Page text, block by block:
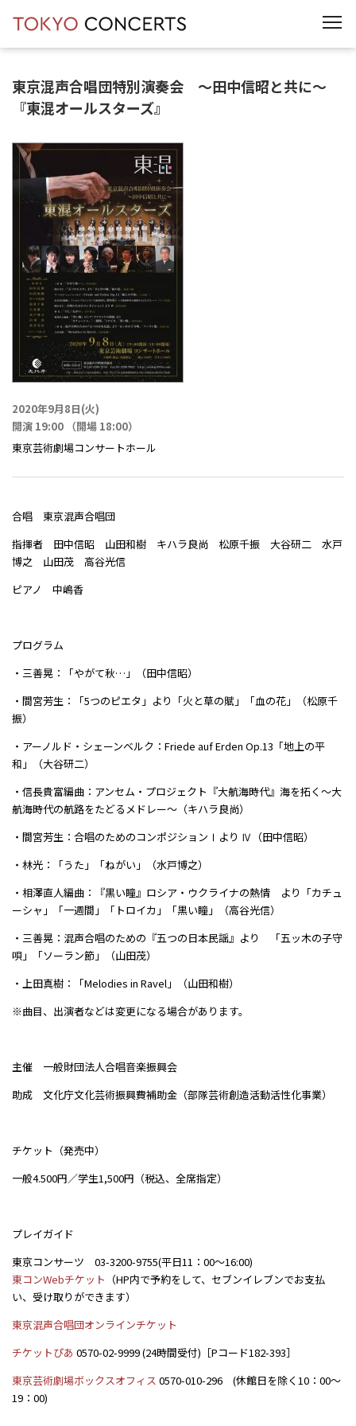
t
o
東京混声合唱団特別演奏会 ～田中信昭と共に～
『東混オールスターズ』
2020年9月8日(火)
開演 19:00 （開場 18:00）
東京芸術劇場コンサートホール
合唱 東京混声合唱団
指揮者 田中信昭 山田和樹 キハラ良尚 松原千振 大谷研二 水戸
博之 山田茂 高谷光信
ピアノ 中嶋香
プログラム
・三善晃：「やがて秋…」（田中信昭）
・間宮芳生：「5つのピエタ」より「火と草の賦」「血の花」（松原千
振）
・アーノルド・シェーンベルク：Friede auf Erden Op.13「地上の平
和」（大谷研二）
・信長貴富編曲：アンセム・プロジェクト『大航海時代』海を拓く〜大
航海時代の航路をたどるメドレー〜（キハラ良尚）
・間宮芳生：合唱のためのコンポジションⅠより Ⅳ（田中信昭）
・林光：「うた」「ねがい」（水戸博之）
・相澤直人編曲：『黒い瞳』ロシア・ウクライナの熱情 より「カチュ
ーシャ」「一週間」「トロイカ」「黒い瞳」（高谷光信）
・三善晃：混声合唱のための『五つの日本民謡』より 「五ッ木の子守
唄」「ソーラン節」（山田茂）
・上田真樹：「Melodies in Ravel」（山田和樹）
※曲目、出演者などは変更になる場合があります。
主催 一般財団法人合唱音楽振興会
助成 文化庁文化芸術振興費補助金（部隊芸術創造活動活性化事業）
チケット（発売中）
一般4.500円／学生1,500円（税込、全席指定）
プレイガイド
東京コンサーツ 03-3200-9755(平日11：00～16:00)
東コンWebチケット （HP内で予約をして、セブンイレブンでお支払
い、受け取りができます）
東京混声合唱団オンラインチケット
チケットぴあ 0570-02-9999 (24時間受付)［Pコード182-393］
東京芸術劇場ボックスオフィス 0570-010-296 (休館日を除く10：00〜
19：00)